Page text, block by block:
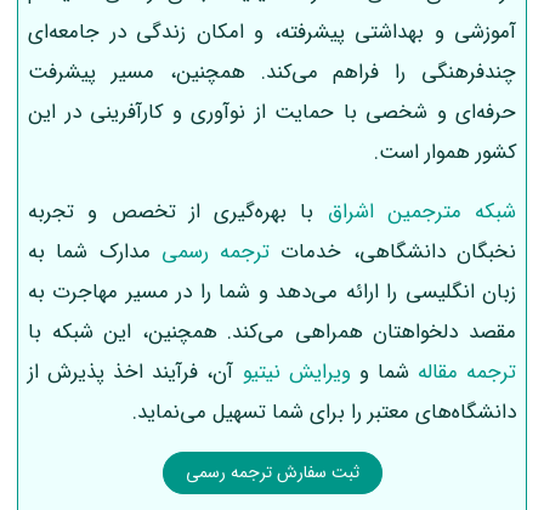
آموزشی و بهداشتی پیشرفته، و امکان زندگی در جامعه‌ای
چندفرهنگی را فراهم می‌کند. همچنین، مسیر پیشرفت
حرفه‌ای و شخصی با حمایت از نوآوری و کارآفرینی در این
کشور هموار است.
شبکه مترجمین اشراق با بهره‌گیری از تخصص و تجربه
نخبگان دانشگاهی، خدمات ترجمه رسمی مدارک شما به
زبان انگلیسی را ارائه می‌دهد و شما را در مسیر مهاجرت به
مقصد دلخواهتان همراهی می‌کند. همچنین، این شبکه با
ترجمه مقاله شما و ویرایش نیتیو آن‌، فرآیند اخذ پذیرش از
دانشگاه‌های معتبر را برای شما تسهیل می‌نماید.
ثبت سفارش ترجمه رسمی